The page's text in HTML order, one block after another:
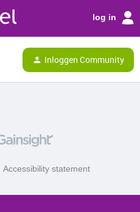
log in
Inloggen Community
Accessibility statement